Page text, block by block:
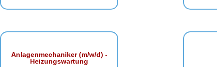
Anlagenmechaniker (m/w/d) -
Heizungswartung